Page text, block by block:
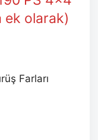
ek olarak)
Farları